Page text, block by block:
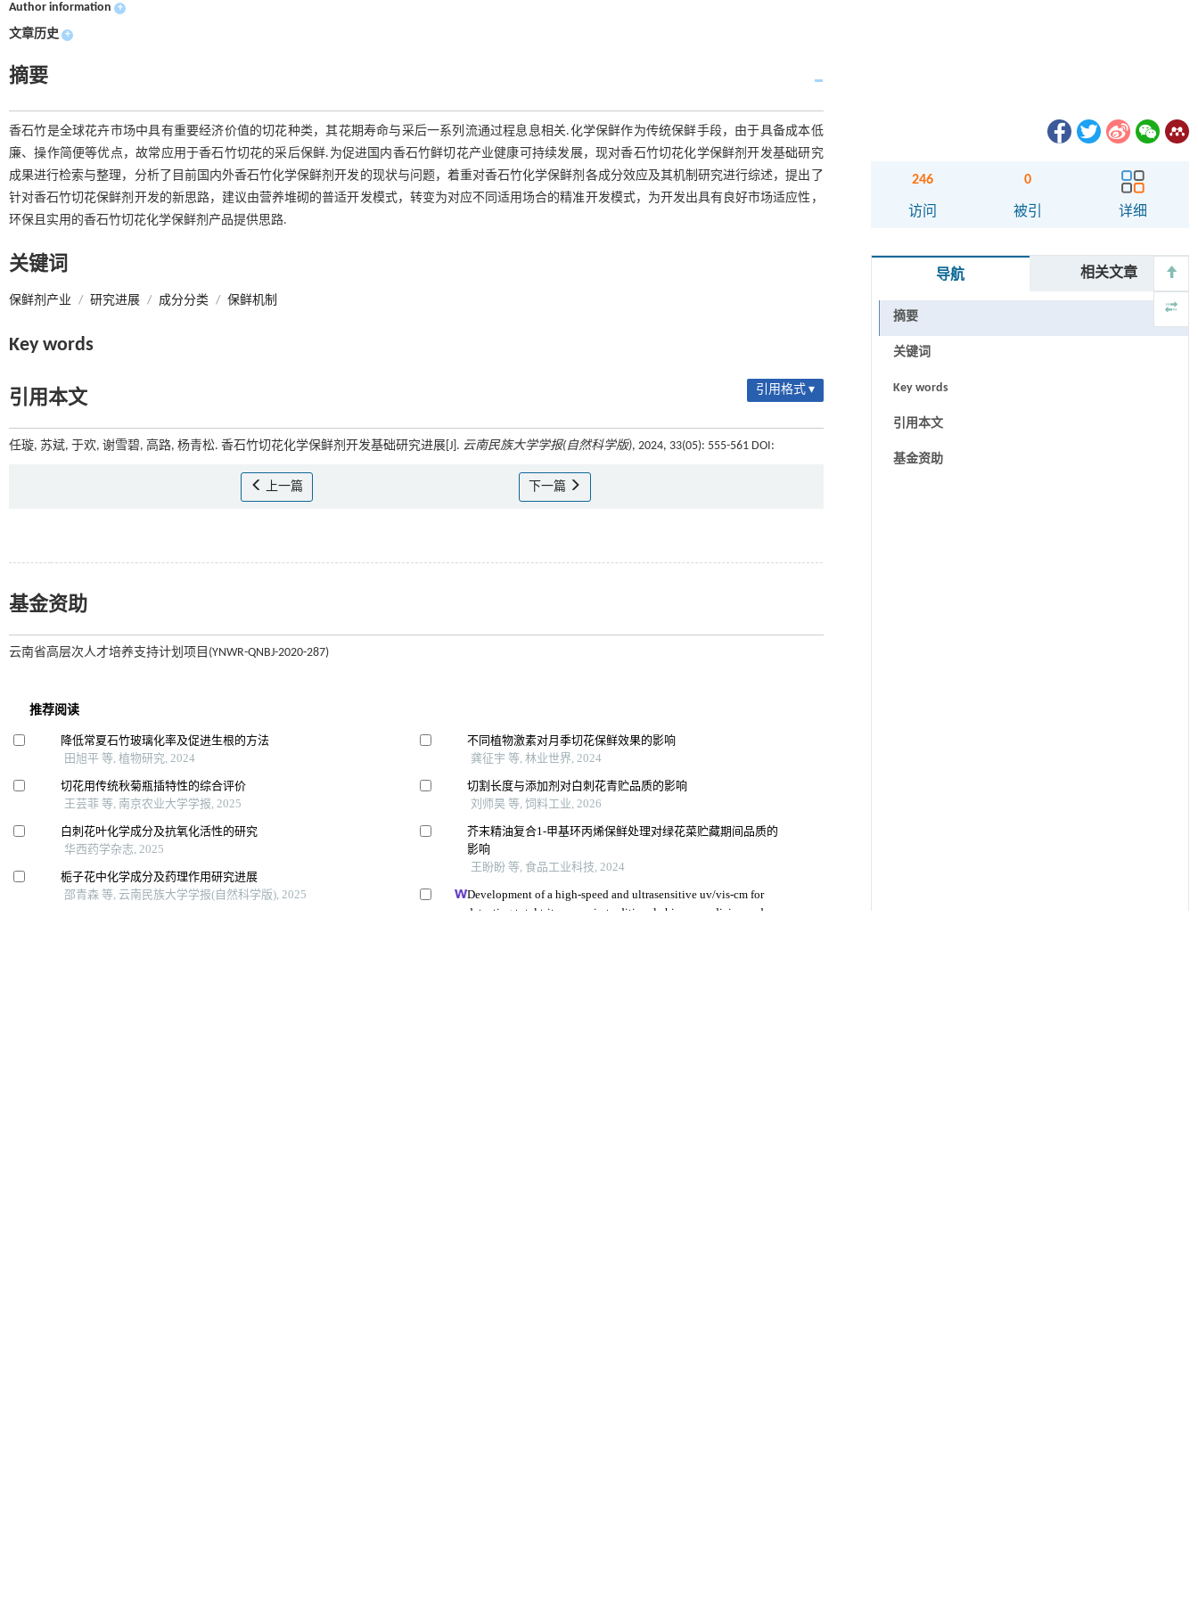
Author information +
文章历史 +
摘要
香石竹是全球花卉市场中具有重要经济价值的切花种类，其花期寿命与采后一系列流通过程息息相关.化学保鲜作为传统保鲜手段，由于具备成本低
廉、操作简便等优点，故常应用于香石竹切花的采后保鲜.为促进国内香石竹鲜切花产业健康可持续发展，现对香石竹切花化学保鲜剂开发基础研究
成果进行检索与整理，分析了目前国内外香石竹化学保鲜剂开发的现状与问题，着重对香石竹化学保鲜剂各成分效应及其机制研究进行综述，提出了
针对香石竹切花保鲜剂开发的新思路，建议由营养堆砌的普适开发模式，转变为对应不同适用场合的精准开发模式，为开发出具有良好市场适应性，
环保且实用的香石竹切花化学保鲜剂产品提供思路.
关键词
保鲜剂产业 / 研究进展 / 成分分类 / 保鲜机制
Key words
引用本文 引用格式 ▾
任璇, 苏斌, 于欢, 谢雪碧, 高路, 杨青松. 香石竹切花化学保鲜剂开发基础研究进展[J]. 云南民族大学学报(自然科学版), 2024, 33(05): 555-561 DOI:
上一篇 下一篇
基金资助
云南省高层次人才培养支持计划项目(YNWR-QNBJ-2020-287)
246
访问
0
被引 详细
导航 相关文章
摘要
关键词
Key words
引用本文
基金资助